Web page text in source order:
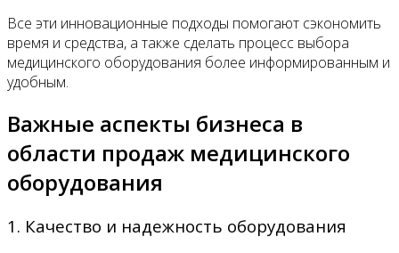
Все эти инновационные подходы помогают сэкономить
время и средства, а также сделать процесс выбора
медицинского оборудования более информированным и
удобным.
Важные аспекты бизнеса в
области продаж медицинского
оборудования
1. Качество и надежность оборудования